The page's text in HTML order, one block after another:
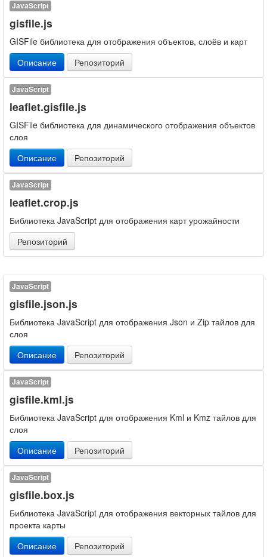
JavaScript
gisfile.js
GISFile библиотека для отображения объектов, слоёв и карт
Описание
Репозиторий
JavaScript
leaflet.gisfile.js
GISFile библиотека для динамического отображения объектов
слоя
Описание
Репозиторий
JavaScript
leaflet.crop.js
Библиотека JavaScript для отображения карт урожайности
Репозиторий
JavaScript
gisfile.json.js
Библиотека JavaScript для отображения Json и Zip тайлов для
слоя
Описание
Репозиторий
JavaScript
gisfile.kml.js
Библиотека JavaScript для отображения Kml и Kmz тайлов для
слоя
Описание
Репозиторий
JavaScript
gisfile.box.js
Библиотека JavaScript для отображения векторных тайлов для
проекта карты
Описание
Репозиторий